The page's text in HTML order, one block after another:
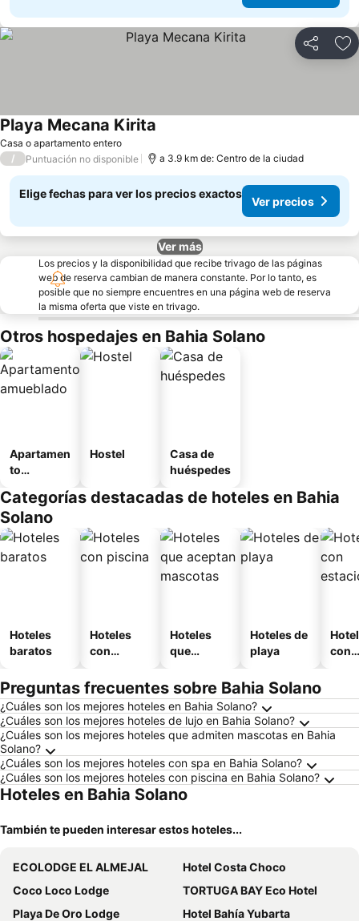
Compartir
Casa o apartamento entero
Playa Mecana Kirita
/ Puntuación no disponible a 3.9 km de: Centro de la ciudad
Elige fechas para ver los precios exactos
Ver precios
Ver más
Los precios y la disponibilidad que recibe trivago de las páginas
web de reserva cambian de manera constante. Por lo tanto, es
posible que no siempre encuentres en una página web de reserva
la misma oferta que viste en trivago.
Otros hospedajes en Bahia Solano
Apartamen
to
o
Hostel
Casa de
huéspedes
Categorías destacadas de hoteles en Bahia
Solano
Hoteles
baratos
Hoteles
con
Hoteles
que
mascotas
Hoteles de
playa
con
Preguntas frecuentes sobre Bahia Solano
¿Cuáles son los mejores hoteles en Bahia Solano?
¿Cuáles son los mejores hoteles de lujo en Bahia Solano?
¿Cuáles son los mejores hoteles que admiten mascotas en Bahia
Solano?
¿Cuáles son los mejores hoteles con spa en Bahia Solano?
¿Cuáles son los mejores hoteles con piscina en Bahia Solano?
Hoteles en Bahia Solano
También te pueden interesar estos hoteles...
ECOLODGE EL ALMEJAL
Hotel Costa Choco
Coco Loco Lodge
TORTUGA BAY Eco Hotel
Playa De Oro Lodge
Hotel Bahía Yubarta